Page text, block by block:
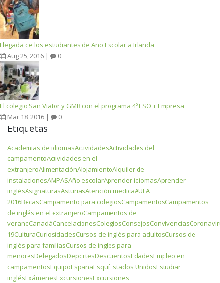
Llegada de los estudiantes de Año Escolar a Irlanda
Aug 25, 2016 |
0
El colegio San Viator y GMR con el programa 4º ESO + Empresa
Mar 18, 2016 |
0
Etiquetas
Academias de idiomasActividadesActividades del
campamentoActividades en el
extranjeroAlimentaciónAlojamientoAlquiler de
instalacionesAMPASAño escolarAprender idiomasAprender
inglésAsignaturasAsturiasAtención médicaAULA
2016BecasCampamento para colegiosCampamentosCampamentos
de inglés en el extranjeroCampamentos de
veranoCanadáCancelacionesColegiosConsejosConvivencias
19CulturaCuriosidadesCursos de inglés para adultosCursos de
inglés para familiasCursos de inglés para
menoresDelegadosDeportesDescuentosEdadesEmpleo en
campamentosEquipoEspañaEsquíEstados UnidosEstudiar
inglésExámenesExcursionesExcursiones